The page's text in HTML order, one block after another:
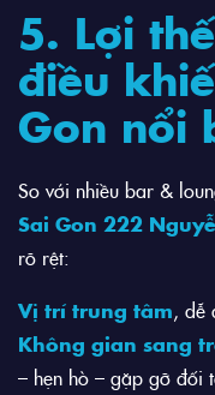
5. Lợi
điều
Gon nổi
So với nhiều bar &
Sai Gon 222
rõ rệt:
Vị trí trung tâm, dễ
Không gian sang
– hẹn hò – gặp gỡ đối